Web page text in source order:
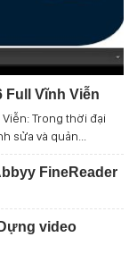
Full Vĩnh Viễn
Trong thời đại
sửa và quản...
FineReader
video